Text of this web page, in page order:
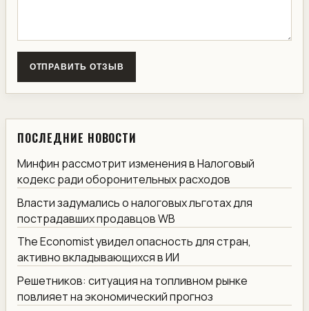
ОТПРАВИТЬ ОТЗЫВ
ПОСЛЕДНИЕ НОВОСТИ
Минфин рассмотрит изменения в Налоговый
кодекс ради оборонительных расходов
Власти задумались о налоговых льготах для
пострадавших продавцов WB
The Economist увидел опасность для стран,
активно вкладывающихся в ИИ
Решетников: ситуация на топливном рынке
повлияет на экономический прогноз